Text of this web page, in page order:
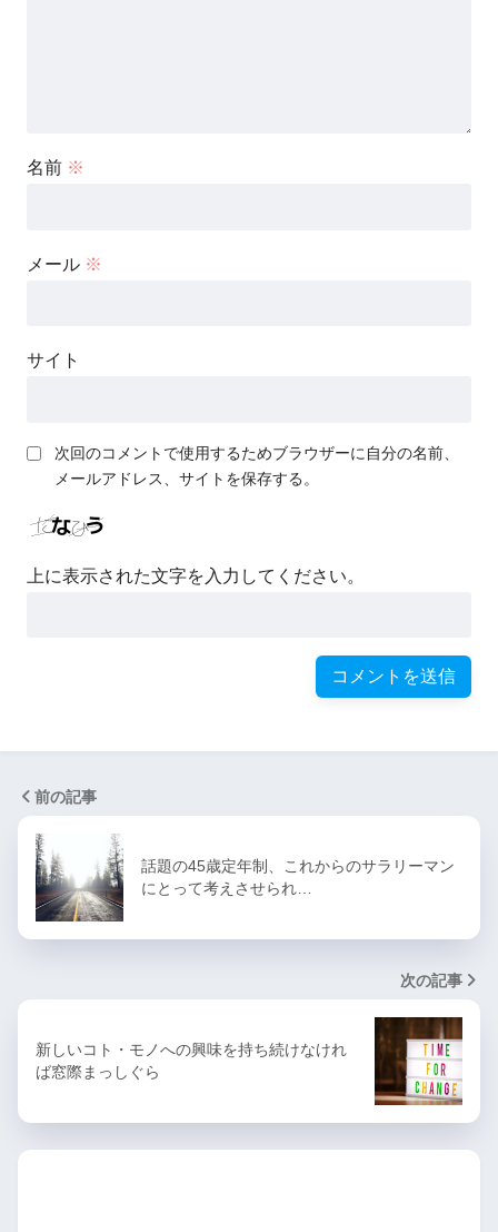
名前 ※
メール ※
サイト
次回のコメントで使用するためブラウザーに自分の名前、
メールアドレス、サイトを保存する。
上に表示された文字を入力してください。
前の記事
話題の45歳定年制、これからのサラリーマン
にとって考えさせられ…
次の記事
新しいコト・モノへの興味を持ち続けなけれ
ば窓際まっしぐら